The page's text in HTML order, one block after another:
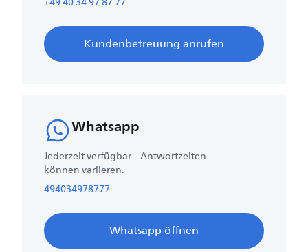
Kundenbetreuung anrufen
Whatsapp
Jederzeit verfügbar – Antwortzeiten
können variieren.
494034978777
Whatsapp öffnen